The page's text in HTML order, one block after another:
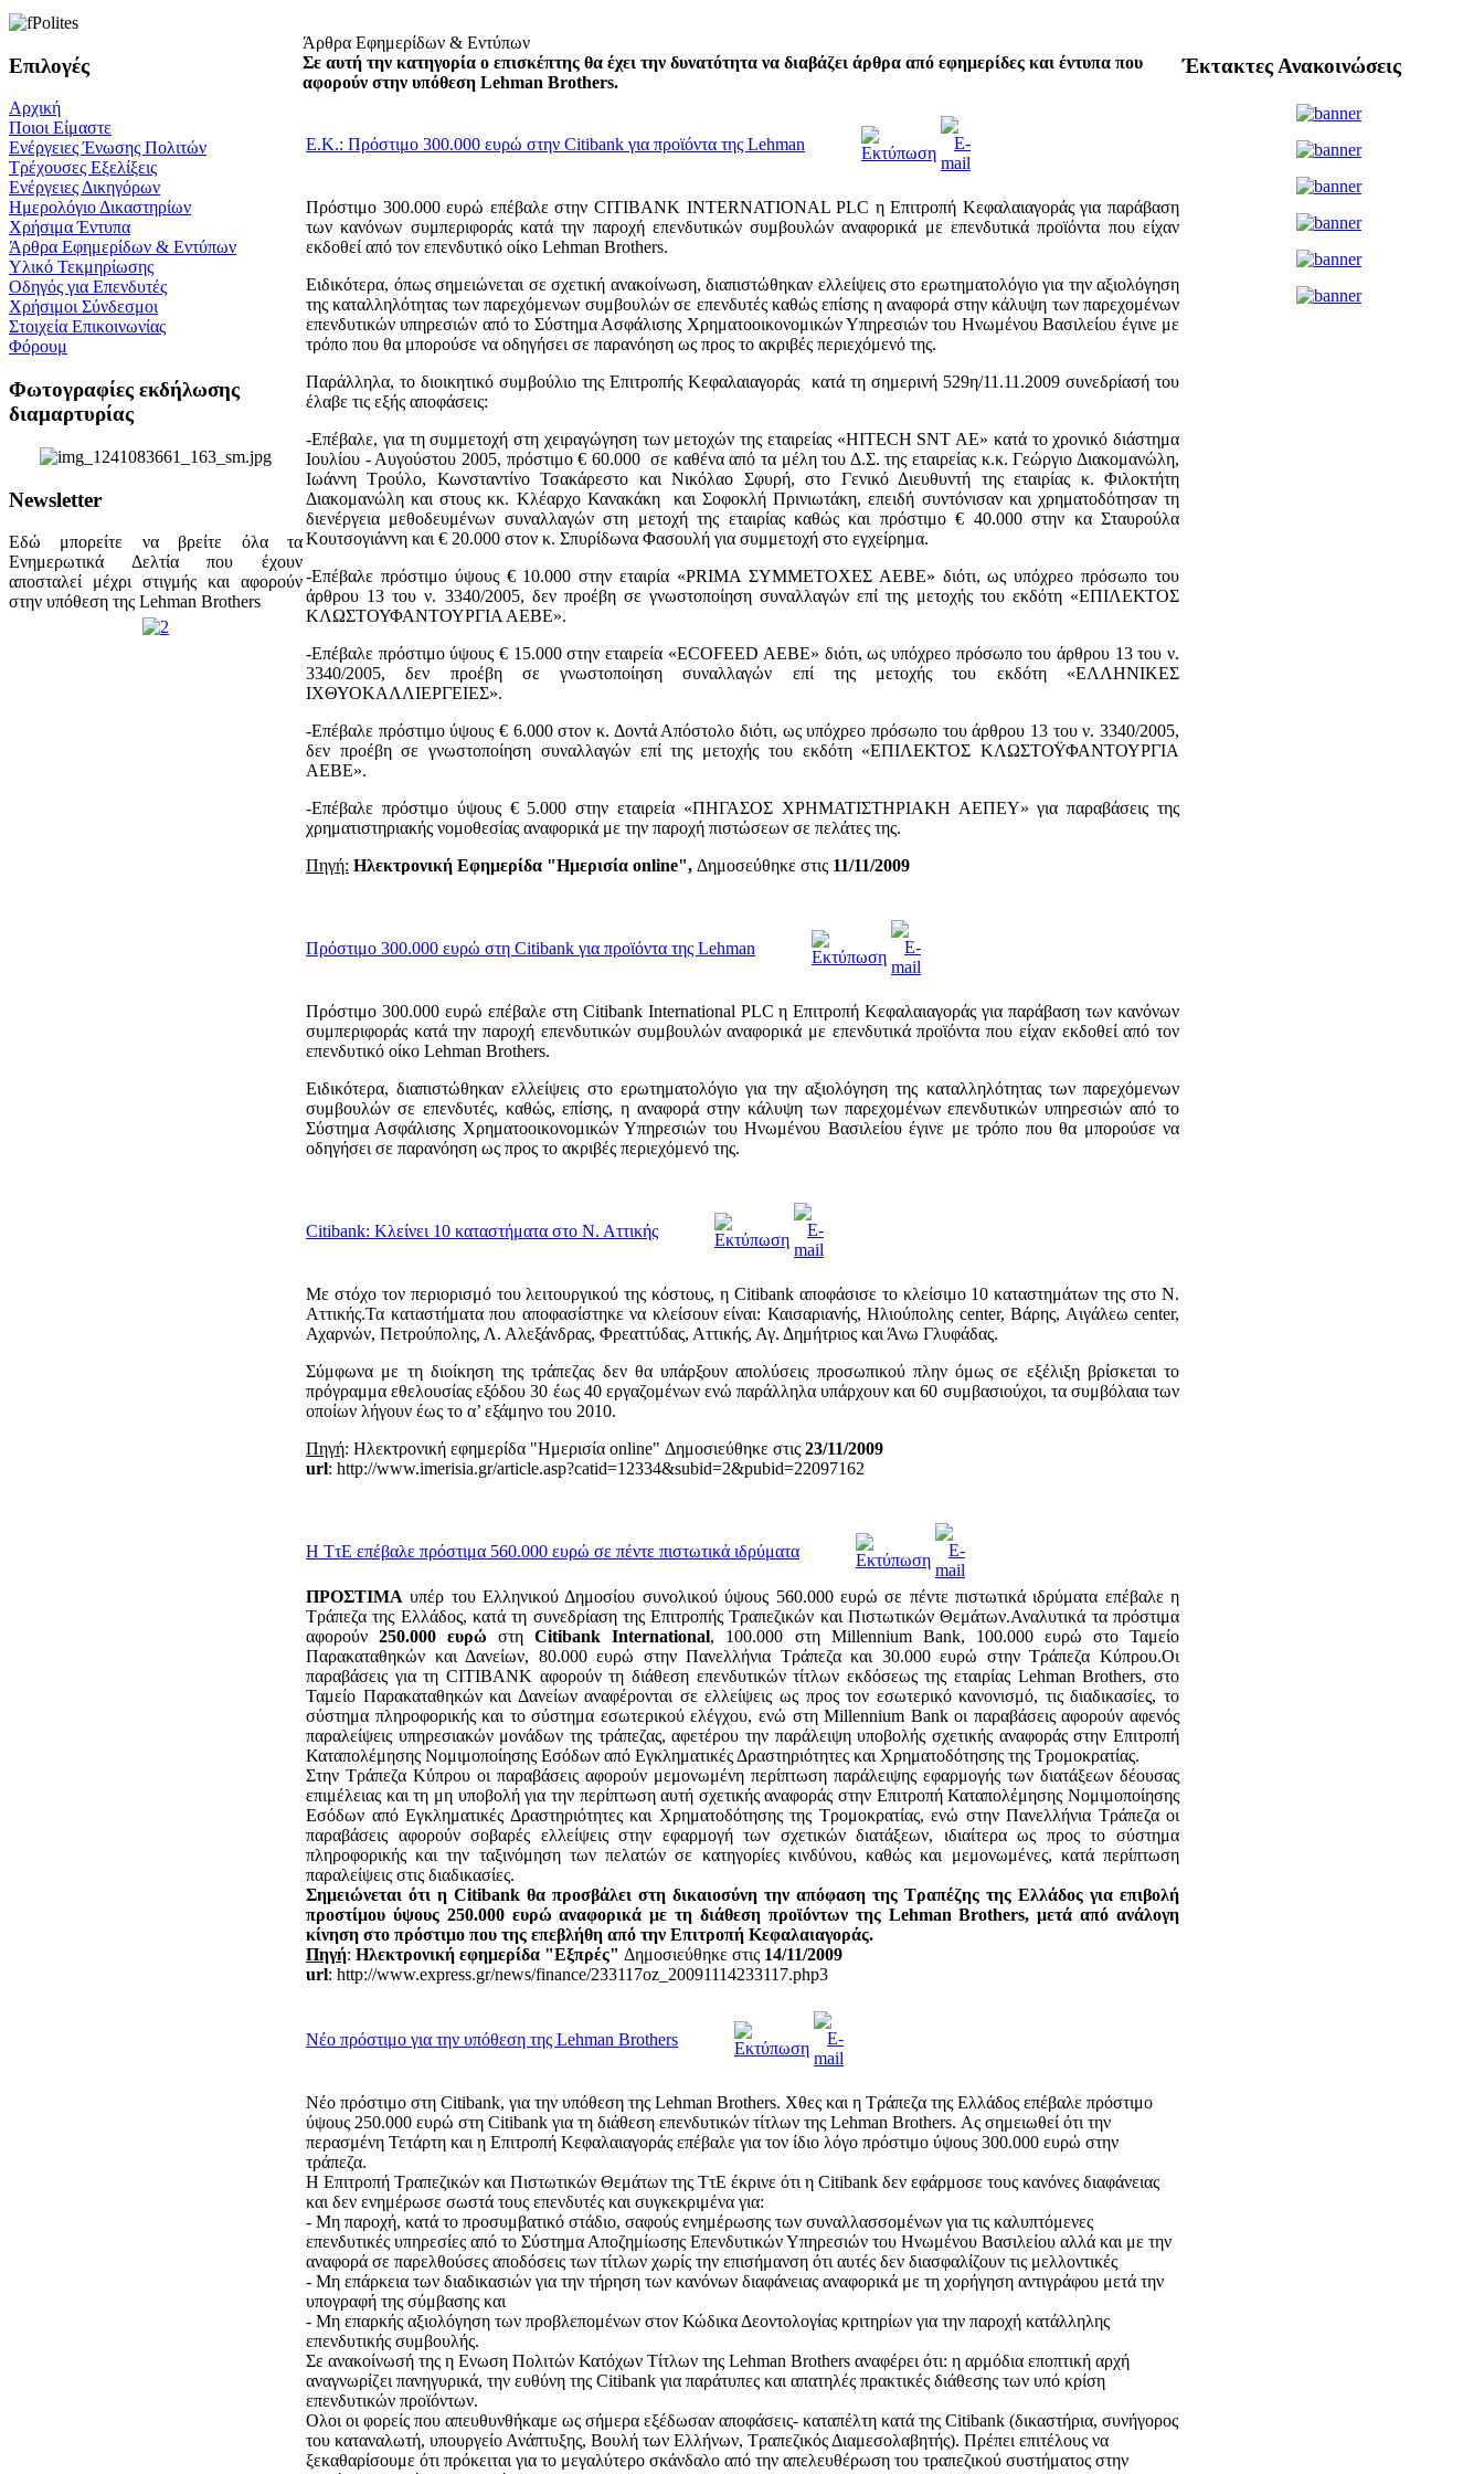
Επιλογές
Αρχική
Ποιοι Είμαστε
Ενέργειες Ένωσης Πολιτών
Τρέχουσες Εξελίξεις
Ενέργειες Δικηγόρων
Ημερολόγιο Δικαστηρίων
Χρήσιμα Έντυπα
Άρθρα Εφημερίδων & Εντύπων
Υλικό Τεκμηρίωσης
Οδηγός για Επενδυτές
Χρήσιμοι Σύνδεσμοι
Στοιχεία Επικοινωνίας
Φόρουμ
Φωτογραφίες εκδήλωσης
διαμαρτυρίας
Newsletter
Εδώ μπορείτε να βρείτε όλα τα
Ενημερωτικά Δελτία που έχουν
αποσταλεί μέχρι στιγμής και αφορούν
στην υπόθεση της Lehman Brothers
Άρθρα Εφημερίδων & Εντύπων
Σε αυτή την κατηγορία ο επισκέπτης θα έχει την δυνατότητα να διαβάζει άρθρα από εφημερίδες και έντυπα που
αφορούν στην υπόθεση Lehman Brothers.
Ε.Κ.: Πρόστιμο 300.000 ευρώ στην Citibank για προϊόντα της Lehman
Πρόστιμο 300.000 ευρώ επέβαλε στην CITIBANK INTERNATIONAL PLC η Επιτροπή Κεφαλαιαγοράς για παράβαση
των κανόνων συμπεριφοράς κατά την παροχή επενδυτικών συμβουλών αναφορικά με επενδυτικά προϊόντα που είχαν
εκδοθεί από τον επενδυτικό οίκο Lehman Brothers.
Ειδικότερα, όπως σημειώνεται σε σχετική ανακοίνωση, διαπιστώθηκαν ελλείψεις στο ερωτηματολόγιο για την αξιολόγηση
της καταλληλότητας των παρεχόμενων συμβουλών σε επενδυτές καθώς επίσης η αναφορά στην κάλυψη των παρεχομένων
επενδυτικών υπηρεσιών από το Σύστημα Ασφάλισης Χρηματοοικονομικών Υπηρεσιών του Ηνωμένου Βασιλείου έγινε με
τρόπο που θα μπορούσε να οδηγήσει σε παρανόηση ως προς το ακριβές περιεχόμενό της.
Παράλληλα, το διοικητικό συμβούλιο της Επιτροπής Κεφαλαιαγοράς κατά τη σημερινή 529η/11.11.2009 συνεδρίασή του
έλαβε τις εξής αποφάσεις:
-Επέβαλε, για τη συμμετοχή στη χειραγώγηση των μετοχών της εταιρείας «HITECΗ SNT AE» κατά το χρονικό διάστημα
Ιουλίου - Αυγούστου 2005, πρόστιμο € 60.000 σε καθένα από τα μέλη του Δ.Σ. της εταιρείας κ.κ. Γεώργιο Διακομανώλη,
Ιωάννη Τρούλο, Κωνσταντίνο Τσακάρεστο και Νικόλαο Σφυρή, στο Γενικό Διευθυντή της εταιρίας κ. Φιλοκτήτη
Διακομανώλη και στους κκ. Κλέαρχο Κανακάκη και Σοφοκλή Πρινιωτάκη, επειδή συντόνισαν και χρηματοδότησαν τη
διενέργεια μεθοδευμένων συναλλαγών στη μετοχή της εταιρίας καθώς και πρόστιμο € 40.000 στην κα Σταυρούλα
Κουτσογιάννη και € 20.000 στον κ. Σπυρίδωνα Φασουλή για συμμετοχή στο εγχείρημα.
-Επέβαλε πρόστιμο ύψους € 10.000 στην εταιρία «PRIMA ΣΥΜΜΕΤΟΧΕΣ ΑΕΒΕ» διότι, ως υπόχρεο πρόσωπο του
άρθρου 13 του ν. 3340/2005, δεν προέβη σε γνωστοποίηση συναλλαγών επί της μετοχής του εκδότη «ΕΠΙΛΕΚΤΟΣ
ΚΛΩΣΤΟΥΦΑΝΤΟΥΡΓΙΑ ΑΕΒΕ».
-Επέβαλε πρόστιμο ύψους € 15.000 στην εταιρεία «ECOFEED ΑΕΒΕ» διότι, ως υπόχρεο πρόσωπο του άρθρου 13 του ν.
3340/2005, δεν προέβη σε γνωστοποίηση συναλλαγών επί της μετοχής του εκδότη «ΕΛΛΗΝΙΚΕΣ
ΙΧΘΥΟΚΑΛΛΙΕΡΓΕΙΕΣ».
-Επέβαλε πρόστιμο ύψους € 6.000 στον κ. Δοντά Απόστολο διότι, ως υπόχρεο πρόσωπο του άρθρου 13 του ν. 3340/2005,
δεν προέβη σε γνωστοποίηση συναλλαγών επί της μετοχής του εκδότη «ΕΠΙΛΕΚΤΟΣ ΚΛΩΣΤΟΫΦΑΝΤΟΥΡΓΙΑ
ΑΕΒΕ».
-Επέβαλε πρόστιμο ύψους € 5.000 στην εταιρεία «ΠΗΓΑΣΟΣ ΧΡΗΜΑΤΙΣΤΗΡΙΑΚΗ ΑΕΠΕΥ» για παραβάσεις της
χρηματιστηριακής νομοθεσίας αναφορικά με την παροχή πιστώσεων σε πελάτες της.
Πηγή: Ηλεκτρονική Εφημερίδα "Ημερισία online", Δημοσεύθηκε στις 11/11/2009
Πρόστιμο 300.000 ευρώ στη Citibank για προϊόντα της Lehman
Πρόστιμο 300.000 ευρώ επέβαλε στη Citibank International PLC η Επιτροπή Κεφαλαιαγοράς για παράβαση των κανόνων
συμπεριφοράς κατά την παροχή επενδυτικών συμβουλών αναφορικά με επενδυτικά προϊόντα που είχαν εκδοθεί από τον
επενδυτικό οίκο Lehman Brothers.
Ειδικότερα, διαπιστώθηκαν ελλείψεις στο ερωτηματολόγιο για την αξιολόγηση της καταλληλότητας των παρεχόμενων
συμβουλών σε επενδυτές, καθώς, επίσης, η αναφορά στην κάλυψη των παρεχομένων επενδυτικών υπηρεσιών από το
Σύστημα Ασφάλισης Χρηματοοικονομικών Υπηρεσιών του Ηνωμένου Βασιλείου έγινε με τρόπο που θα μπορούσε να
οδηγήσει σε παρανόηση ως προς το ακριβές περιεχόμενό της.
Citibank: Κλείνει 10 καταστήματα στο Ν. Αττικής
Με στόχο τον περιορισμό του λειτουργικού της κόστους, η Citibank αποφάσισε το κλείσιμο 10 καταστημάτων της στο Ν.
Αττικής.Τα καταστήματα που αποφασίστηκε να κλείσουν είναι: Καισαριανής, Ηλιούπολης center, Βάρης, Αιγάλεω center,
Αχαρνών, Πετρούπολης, Λ. Αλεξάνδρας, Φρεαττύδας, Αττικής, Αγ. Δημήτριος και Άνω Γλυφάδας.
Σύμφωνα με τη διοίκηση της τράπεζας δεν θα υπάρξουν απολύσεις προσωπικού πλην όμως σε εξέλιξη βρίσκεται το
πρόγραμμα εθελουσίας εξόδου 30 έως 40 εργαζομένων ενώ παράλληλα υπάρχουν και 60 συμβασιούχοι, τα συμβόλαια των
οποίων λήγουν έως το α’ εξάμηνο του 2010.
Πηγή: Ηλεκτρονική εφημερίδα "Ημερισία online" Δημοσιεύθηκε στις 23/11/2009
url: http://www.imerisia.gr/article.asp?catid=12334&subid=2&pubid=22097162
Η ΤτΕ επέβαλε πρόστιμα 560.000 ευρώ σε πέντε πιστωτικά ιδρύματα
ΠPOΣTIMA υπέρ του Eλληνικού Δημοσίου συνολικού ύψους 560.000 ευρώ σε πέντε πιστωτικά ιδρύματα επέβαλε η
Τράπεζα της Ελλάδος, κατά τη συνεδρίαση της Επιτροπής Τραπεζικών και Πιστωτικών Θεμάτων.Αναλυτικά τα πρόστιμα
αφορούν250.000 ευρώ στηCitibank International, 100.000 στη Millennium Bank, 100.000 ευρώ στο Ταμείο
Παρακαταθηκών και Δανείων, 80.000 ευρώ στην Πανελλήνια Τράπεζα και 30.000 ευρώ στην Τράπεζα Κύπρου.Οι
παραβάσεις για τη CITIBANK αφορούν τη διάθεση επενδυτικών τίτλων εκδόσεως της εταιρίας Lehman Brothers, στο
Ταμείο Παρακαταθηκών και Δανείων αναφέρονται σε ελλείψεις ως προς τον εσωτερικό κανονισμό, τις διαδικασίες, το
σύστημα πληροφορικής και το σύστημα εσωτερικού ελέγχου, ενώ στη Millennium Bank οι παραβάσεις αφορούν αφενός
παραλείψεις υπηρεσιακών μονάδων της τράπεζας, αφετέρου την παράλειψη υποβολής σχετικής αναφοράς στην Επιτροπή
Καταπολέμησης Νομιμοποίησης Εσόδων από Εγκληματικές Δραστηριότητες και Χρηματοδότησης της Τρομοκρατίας.
Στην Τράπεζα Κύπρου οι παραβάσεις αφορούν μεμονωμένη περίπτωση παράλειψης εφαρμογής των διατάξεων δέουσας
επιμέλειας και τη μη υποβολή για την περίπτωση αυτή σχετικής αναφοράς στην Επιτροπή Καταπολέμησης Νομιμοποίησης
Εσόδων από Εγκληματικές Δραστηριότητες και Χρηματοδότησης της Τρομοκρατίας, ενώ στην Πανελλήνια Τράπεζα οι
παραβάσεις αφορούν σοβαρές ελλείψεις στην εφαρμογή των σχετικών διατάξεων, ιδιαίτερα ως προς το σύστημα
πληροφορικής και την ταξινόμηση των πελατών σε κατηγορίες κινδύνου, καθώς και μεμονωμένες, κατά περίπτωση
παραλείψεις στις διαδικασίες.
Σημειώνεται ότι η Citibank θα προσβάλει στη δικαιοσύνη την απόφαση της Τραπέζης της Ελλάδος για επιβολή
προστίμου ύψους 250.000 ευρώ αναφορικά με τη διάθεση προϊόντων της Lehman Brothers, μετά από ανάλογη
κίνηση στο πρόστιμο που της επεβλήθη από την Επιτροπή Κεφαλαιαγοράς.
Πηγή: Ηλεκτρονική εφημερίδα "Εξπρές" Δημοσιεύθηκε στις 14/11/2009
url: http://www.express.gr/news/finance/233117oz_20091114233117.php3
Νέο πρόστιμο για την υπόθεση της Lehman Βrothers
Νέο πρόστιμο στη Citibank, για την υπόθεση της Lehman Βrothers. Χθες και η Τράπεζα της Ελλάδος επέβαλε πρόστιμο
ύψους 250.000 ευρώ στη Citibank για τη διάθεση επενδυτικών τίτλων της Lehman Brothers. Ας σημειωθεί ότι την
περασμένη Τετάρτη και η Επιτροπή Κεφαλαιαγοράς επέβαλε για τον ίδιο λόγο πρόστιμο ύψους 300.000 ευρώ στην
τράπεζα.
Η Επιτροπή Τραπεζικών και Πιστωτικών Θεμάτων της ΤτΕ έκρινε ότι η Citibank δεν εφάρμοσε τους κανόνες διαφάνειας
και δεν ενημέρωσε σωστά τους επενδυτές και συγκεκριμένα για:
- Μη παροχή, κατά το προσυμβατικό στάδιο, σαφούς ενημέρωσης των συναλλασσομένων για τις καλυπτόμενες
επενδυτικές υπηρεσίες από το Σύστημα Αποζημίωσης Επενδυτικών Υπηρεσιών του Ηνωμένου Βασιλείου αλλά και με την
αναφορά σε παρελθούσες αποδόσεις των τίτλων χωρίς την επισήμανση ότι αυτές δεν διασφαλίζουν τις μελλοντικές
- Μη επάρκεια των διαδικασιών για την τήρηση των κανόνων διαφάνειας αναφορικά με τη χορήγηση αντιγράφου μετά την
υπογραφή της σύμβασης και
- Μη επαρκής αξιολόγηση των προβλεπομένων στον Κώδικα Δεοντολογίας κριτηρίων για την παροχή κατάλληλης
επενδυτικής συμβουλής.
Σε ανακοίνωσή της η Ενωση Πολιτών Κατόχων Τίτλων της Lehman Brothers αναφέρει ότι: η αρμόδια εποπτική αρχή
αναγνωρίζει πανηγυρικά, την ευθύνη της Citibank για παράτυπες και απατηλές πρακτικές διάθεσης των υπό κρίση
επενδυτικών προϊόντων.
Ολοι οι φορείς που απευθυνθήκαμε ως σήμερα εξέδωσαν αποφάσεις- καταπέλτη κατά της Citibank (δικαστήρια, συνήγορος
του καταναλωτή, υπουργείο Ανάπτυξης, Βουλή των Ελλήνων, Τραπεζικός Διαμεσολαβητής). Πρέπει επιτέλους να
ξεκαθαρίσουμε ότι πρόκειται για το μεγαλύτερο σκάνδαλο από την απελευθέρωση του τραπεζικού συστήματος στην
Έκτακτες Ανακοινώσεις